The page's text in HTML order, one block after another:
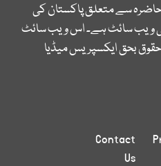
حاضرہ سے متعلق پاکستان کی
ویب سائٹ ہے۔ اس ویب سائٹ
بحق ایکسپریس میڈیا
Contact
Us